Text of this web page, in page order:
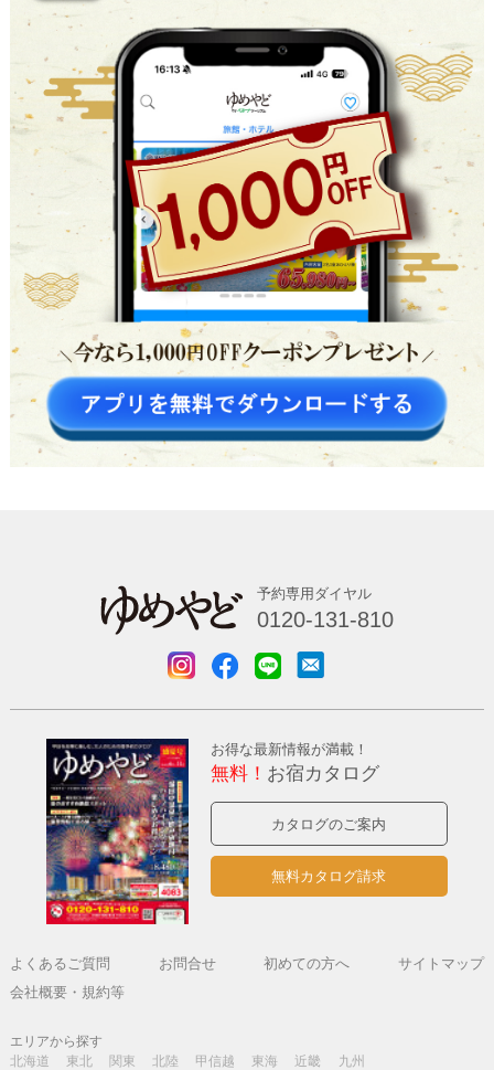
予約専用ダイヤル
0120-131-810
お得な最新情報が満載！
無料！ お宿カタログ
カタログのご案内
無料カタログ請求
よくあるご質問 お問合せ 初めての方へ
サイトマップ
会社概要・規約等
エリアから探す
北海道
東北 関東 北陸 甲信越 東海 近畿 九州